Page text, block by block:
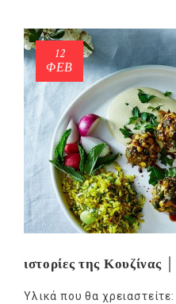
12
ΦΕΒ
ιστορίες της
Υλικά που θα